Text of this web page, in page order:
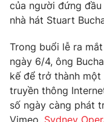
Phim VTV
Nhân vật
Khán giả
Giải sao mai
Giải trí
Điện ảnh
Âm nhạc
Sao
Đời sống
Du lịch
Làm đẹp
Giáo dục
Tuyển sinh
của người đứng
nhà hát Stuart
Trong buổi lễ ra
ngày 6/4, ông
kế để trở thành
truyền thông
số ngày càng phát
Vimeo, Sydney